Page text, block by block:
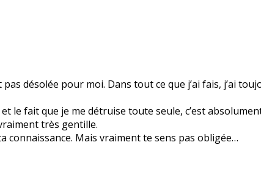
désolée pour moi. Dans tout ce que j’ai fais, j’ai
le fait que je me détruise toute seule, c’est
très gentille.
connaissance. Mais vraiment te sens pas obligée…